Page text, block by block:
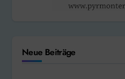
Neue Beiträge